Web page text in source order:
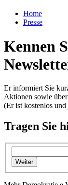
Home
Presse
Kennen
Er informiert Sie
Aktionen sowie
(Er ist kostenlos
Tragen Sie